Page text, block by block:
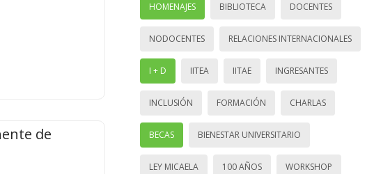
de
HOMENAJES BIBLIOTECA DOCENTES
NODOCENTES RELACIONES INTERNACIONALES
I + D IITEA IITAE INGRESANTES
INCLUSIÓN FORMACIÓN CHARLAS
BECAS BIENESTAR UNIVERSITARIO
LEY MICAELA 100 AÑOS WORKSHOP